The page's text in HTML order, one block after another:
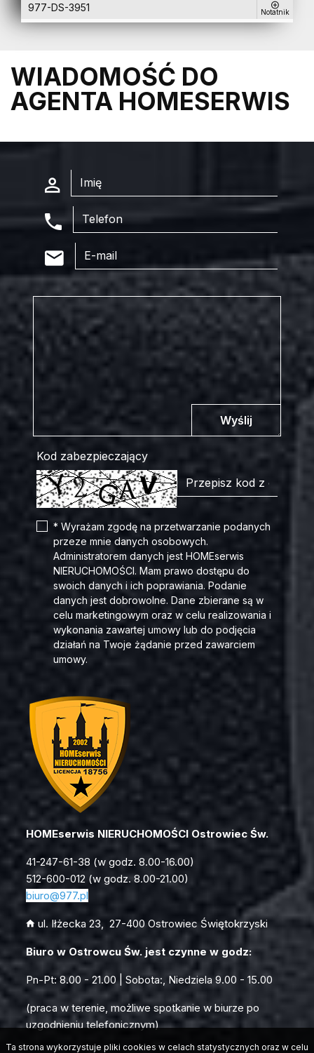
977-DS-3951 Notatnik
WIADOMOŚĆ DO
AGENTA HOMESERWIS
HOMEserwis NIERUCHOMOŚCI Ostrowiec Św.
41-247-61-38 (w godz. 8.00-16.00)
512-600-012 (w godz. 8.00-21.00)
biuro@977.pl
ul. Iłżecka 23, 27-400 Ostrowiec Świętokrzyski
Biuro w Ostrowcu Św. jest czynne w godz:
Pn-Pt: 8.00 - 21.00 | Sobota:, Niedziela 9.00 - 15.00
(praca w terenie, możliwe spotkanie w biurze po
uzgodnieniu telefonicznym)
Wyślij
Kod zabezpieczający
* Wyrażam zgodę na przetwarzanie podanych
przeze mnie danych osobowych.
Administratorem danych jest HOMEserwis
NIERUCHOMOŚCI. Mam prawo dostępu do
swoich danych i ich poprawiania. Podanie
danych jest dobrowolne. Dane zbierane są w
celu marketingowym oraz w celu realizowania i
wykonania zawartej umowy lub do podjęcia
działań na Twoje żądanie przed zawarciem
umowy.
Ta strona wykorzystuje pliki cookies w celach statystycznych oraz w celu